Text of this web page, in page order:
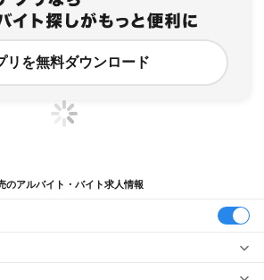
リを無料ダウンロード
のアルバイト・バイト求人情報